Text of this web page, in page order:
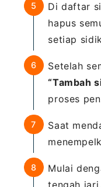
Di daftar
hapus
setiap
Setelah
“Tambah
proses
Saat
Mulai
tengah